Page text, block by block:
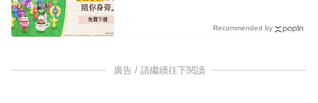
Recommended by
廣告 / 請繼續往下閱讀